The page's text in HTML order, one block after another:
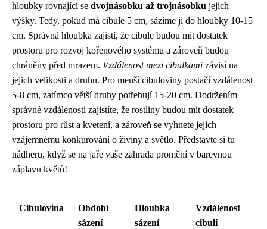
hloubky rovnající se dvojnásobku až trojnásobku jejich
výšky. Tedy, pokud má cibule 5 cm, sázíme ji do hloubky 10-15
cm. Správná hloubka zajistí, že cibule budou mít dostatek
prostoru pro rozvoj kořenového systému a zároveň budou
chráněny před mrazem. Vzdálenost mezi cibulkami závisí na
jejich velikosti a druhu. Pro menší cibuloviny postačí vzdálenost
5-8 cm, zatímco větší druhy potřebují 15-20 cm. Dodržením
správné vzdálenosti zajistíte, že rostliny budou mít dostatek
prostoru pro růst a kvetení, a zároveň se vyhnete jejich
vzájemnému konkurování o živiny a světlo. Představte si tu
nádheru, když se na jaře vaše zahrada promění v barevnou
záplavu květů!
Cibulovina
Období
sázení
Hloubka
sázení
Vzdálenost
cibulí